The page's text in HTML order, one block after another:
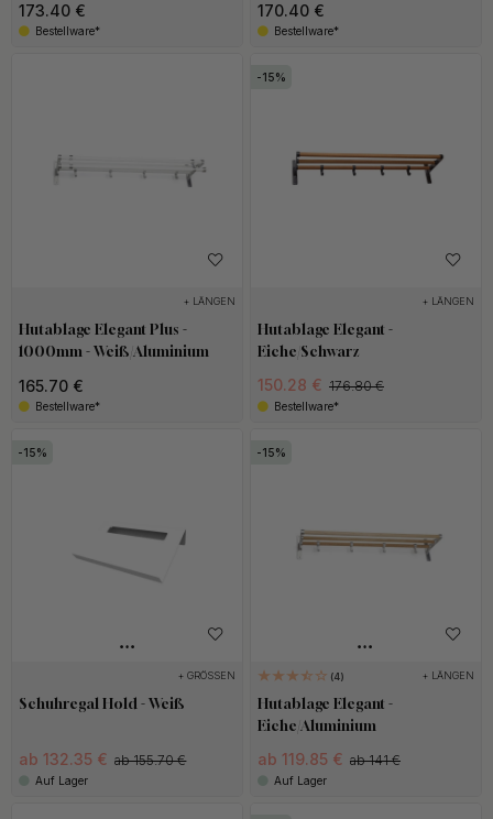
173.40 €
Bestellware*
170.40 €
Bestellware*
+ LÄNGEN
Hutablage Elegant Plus -
1000mm - Weiß/Aluminium
165.70 €
Bestellware*
15
+ LÄNGEN
Hutablage Elegant -
Eiche/Schwarz
150.28 € 176.80 €
Bestellware*
15
+ GRÖSSEN
Schuhregal Hold - Weiß
ab 132.35 € ab 155.70 €
Auf Lager
15
4 + LÄNGEN
Hutablage Elegant -
Eiche/Aluminium
ab 119.85 € ab 141 €
Auf Lager